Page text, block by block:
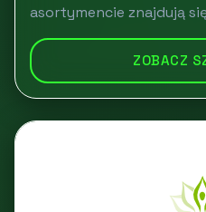
asortymencie znajdują
ZOBACZ